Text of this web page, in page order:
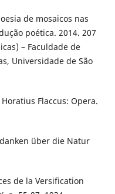
de mosaicos nas
poética. 2014. 207
– Faculdade de
Universidade de São
Flaccus: Opera.
über die Natur
de la Versification